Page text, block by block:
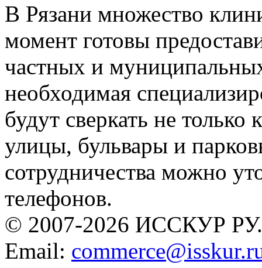
В Рязани множество
момент готовы
частных и
необходимая
будут сверкать не
улицы, бульвары и
сотрудничества можно
телефонов.
© 2007-2026 ИССКУР РУ.
Email: